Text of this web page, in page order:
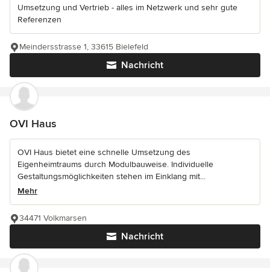
Umsetzung und Vertrieb - alles im Netzwerk und sehr gute
Referenzen
Nachricht
Meindersstrasse 1, 33615 Bielefeld
OVI Haus
OVI Haus bietet eine schnelle Umsetzung des
Eigenheimtraums durch Modulbauweise. Individuelle
Gestaltungsmöglichkeiten stehen im Einklang mit...
Mehr
Nachricht
34471 Volkmarsen